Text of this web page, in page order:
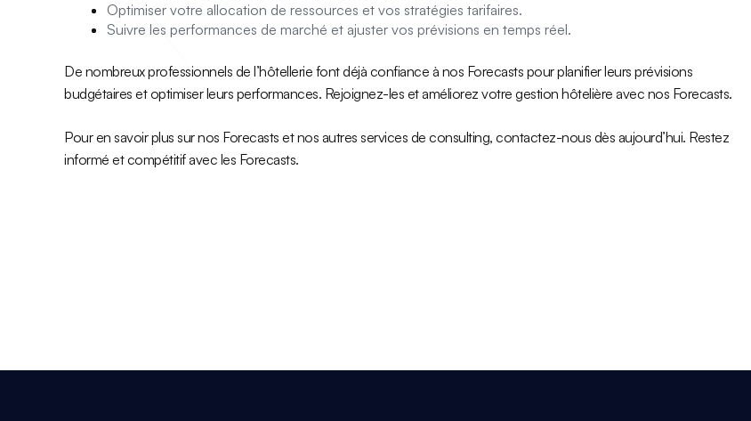
Optimiser votre allocation de ressources et vos stratégies tarifaires.
Suivre les performances de marché et ajuster vos prévisions en temps réel.
De nombreux professionnels de l’hôtellerie font déjà confiance à nos Forecasts pour planifier leurs prévisions
budgétaires et optimiser leurs performances. Rejoignez-les et améliorez votre gestion hôtelière avec nos Forecasts.
Pour en savoir plus sur nos Forecasts et nos autres services de consulting, contactez-nous dès aujourd’hui. Restez
informé et compétitif avec les Forecasts.